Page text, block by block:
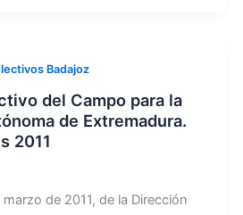
Badajoz
del Campo para la
de Extremadura.
2011
de 2011, de la Dirección